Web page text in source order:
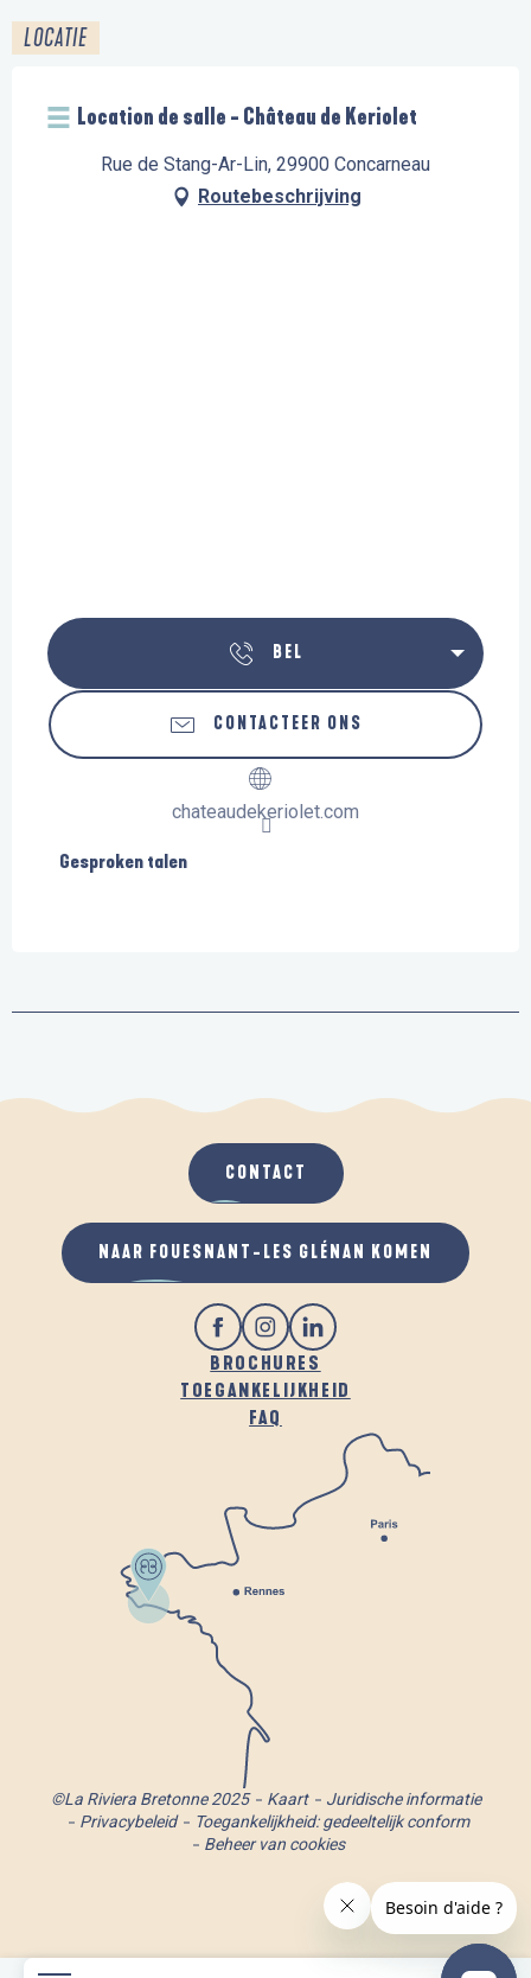
LOCATIE
Location de salle - Château de Keriolet
Rue de Stang-Ar-Lin, 29900 Concarneau
Routebeschrijving
BEL
CONTACTEER ONS
chateaudekeriolet.com
Gesproken talen
Gesproken talen
BROCHURES
TOEGANKELIJKHEID
FAQ
CONTACT
NAAR FOUESNANT-LES GLÉNAN KOMEN
©La Riviera Bretonne 2025 Kaart
Juridische informatie
Privacybeleid
Toegankelijkheid: gedeeltelijk conform
Beheer van cookies